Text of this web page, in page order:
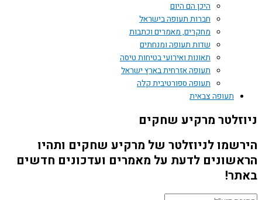
היכן הם היום
חברות תעופה בישראל
מחקרים, מאמרים וכתבות
שדות תעופה ומנחתים
תאונות ואירועי בטיחות טיסה
תעופה אזרחית בארץ ישראל
תעופה ספורטיבית קלה
תעופה צבאית
מרקיע שחקים
לניוזלטר של מרקיע שחקים ותהיו
לדעת על מאמרים ועדכונים חדשים